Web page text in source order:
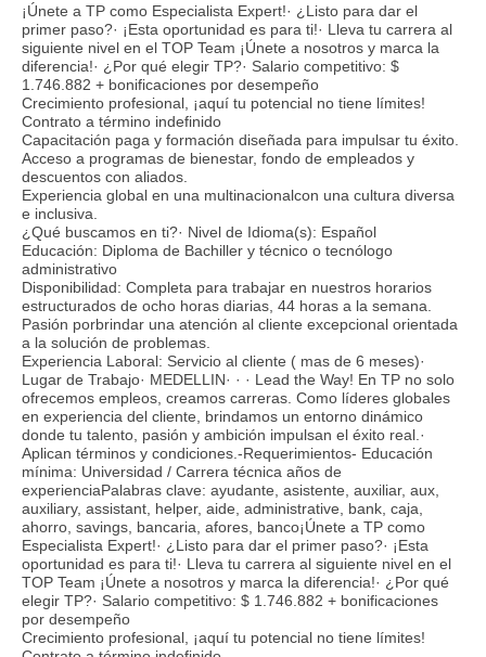
¡Únete a TP como Especialista Expert!· ¿Listo para dar el
primer paso?· ¡Esta oportunidad es para ti!· Lleva tu carrera al
siguiente nivel en el TOP Team ¡Únete a nosotros y marca la
diferencia!· ¿Por qué elegir TP?· Salario competitivo: $
1.746.882 + bonificaciones por desempeño
Crecimiento profesional, ¡aquí tu potencial no tiene límites!
Contrato a término indefinido
Capacitación paga y formación diseñada para impulsar tu éxito.
Acceso a programas de bienestar, fondo de empleados y
descuentos con aliados.
Experiencia global en una multinacionalcon una cultura diversa
e inclusiva.
¿Qué buscamos en ti?· Nivel de Idioma(s): Español
Educación: Diploma de Bachiller y técnico o tecnólogo
administrativo
Disponibilidad: Completa para trabajar en nuestros horarios
estructurados de ocho horas diarias, 44 horas a la semana.
Pasión porbrindar una atención al cliente excepcional orientada
a la solución de problemas.
Experiencia Laboral: Servicio al cliente ( mas de 6 meses)·
Lugar de Trabajo· MEDELLIN· · · Lead the Way! En TP no solo
ofrecemos empleos, creamos carreras. Como líderes globales
en experiencia del cliente, brindamos un entorno dinámico
donde tu talento, pasión y ambición impulsan el éxito real.·
Aplican términos y condiciones.-Requerimientos- Educación
mínima: Universidad / Carrera técnica años de
experienciaPalabras clave: ayudante, asistente, auxiliar, aux,
auxiliary, assistant, helper, aide, administrative, bank, caja,
ahorro, savings, bancaria, afores, banco¡Únete a TP como
Especialista Expert!· ¿Listo para dar el primer paso?· ¡Esta
oportunidad es para ti!· Lleva tu carrera al siguiente nivel en el
TOP Team ¡Únete a nosotros y marca la diferencia!· ¿Por qué
elegir TP?· Salario competitivo: $ 1.746.882 + bonificaciones
por desempeño
Crecimiento profesional, ¡aquí tu potencial no tiene límites!